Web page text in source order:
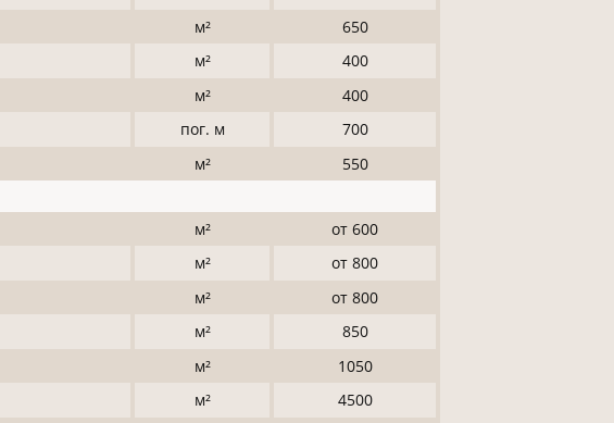
м²
650
м²
400
м²
400
пог. м
700
м²
550
м²
от 600
м²
от 800
м²
от 800
м²
850
м²
1050
м²
4500